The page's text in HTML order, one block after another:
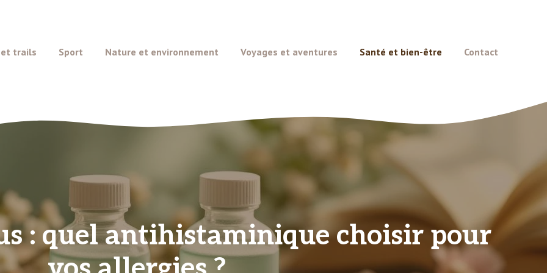
et trails Sport Nature et environnement Voyages et aventures Santé et bien-être Contact
: quel antihistaminique choisir pour